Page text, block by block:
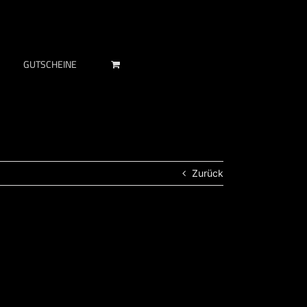
GUTSCHEINE
Zurück